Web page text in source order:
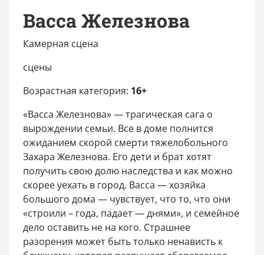
Васса Железнова
Камерная сцена
сцены
Возрастная категория: 16+
«Васса Железнова» — трагическая сага о
вырождении семьи. Все в доме полнится
ожиданием скорой смерти тяжелобольного
Захара Железнова. Его дети и брат хотят
получить свою долю наследства и как можно
скорее уехать в город. Васса — хозяйка
большого дома — чувствует, что то, что они
«строили – года, падает — днями», и семейное
дело оставить не на кого. Страшнее
разорения может быть только ненависть к